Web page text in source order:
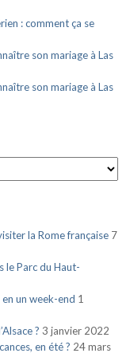
: comment ça se
son mariage à Las
son mariage à Las
la Rome française 7
le Parc du Haut-
un week-end 1
? 3 janvier 2022
en été ? 24 mars